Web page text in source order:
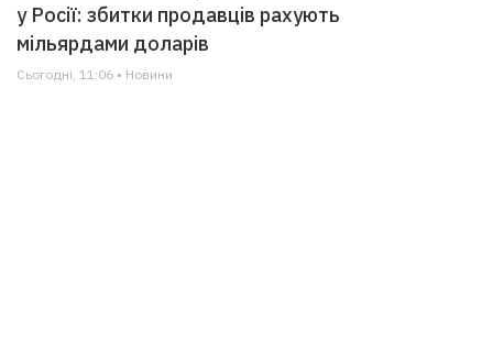
у Росії: збитки продавців рахують
мільярдами доларів
Сьогодні, 11:06 • Новини